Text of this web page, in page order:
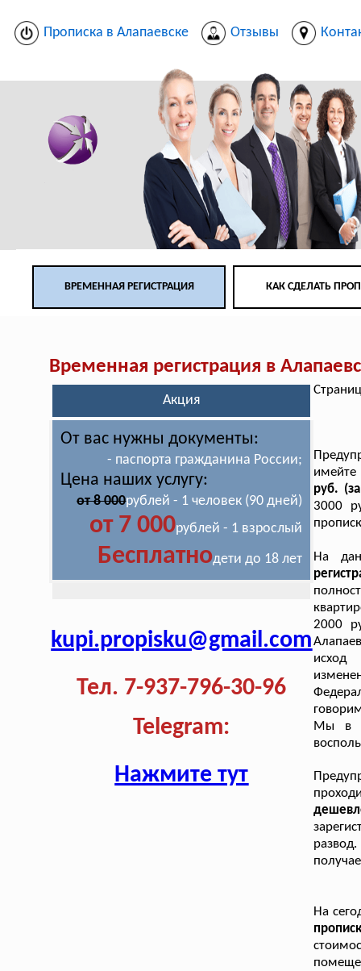
Прописка в Алапаевске Отзывы
ВРЕМЕННАЯ РЕГИСТРАЦИЯ КАК СДЕЛАТЬ
Временная регистрация в
Акция
От вас нужны документы:
- паспорта гражданина России;
Цена наших услугу:
от 8 000рублей - 1 человек (90 дней)
от 7 000рублей - 1 взрослый
Бесплатнодети до 18 лет
kupi.propisku@gmail.com
Тел. 7-937-796-30-96
Telegram:
Нажмите тут
руб.
3000
На
2000
исход
Мы в
На